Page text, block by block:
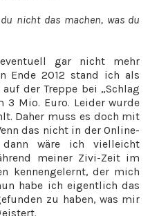
nicht das machen, was du
gar nicht mehr
Ende 2012 stand ich als
der Treppe bei „Schlag
3 Mio. Euro. Leider wurde
Daher muss es doch mit
das nicht in der Online-
dann wäre ich vielleicht
meiner Zivi-Zeit im
kennengelernt, der mich
habe ich eigentlich das
zu haben, was mir